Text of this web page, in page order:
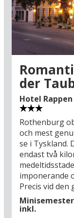
insupa den
förundras
Marktplatz
där man kan
Rothenburgs
flera av
Würzburg (58
prakt som
med på
km) mixas de
med bayersk
Men var inte
för utflykter
Rothenburg
något att
hemma!
der
Hotel
Rothenburg
och mest
se i Tyskland.
endast två
imponerande
Precis vid
ligger Hotel
och det har
inkl.